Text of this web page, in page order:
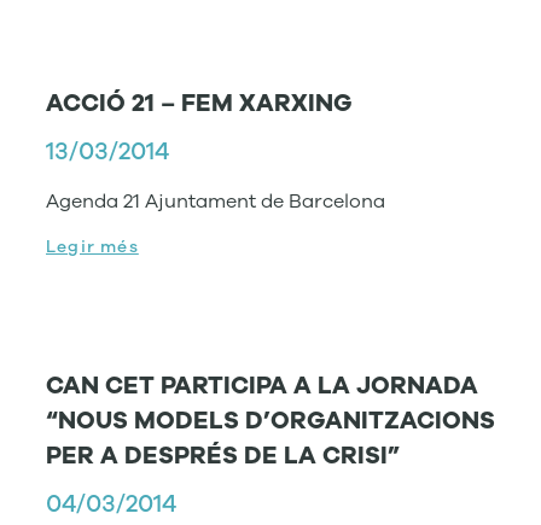
ACCIÓ 21 – FEM XARXING
13/03/2014
Agenda 21 Ajuntament de Barcelona
Legir més
CAN CET PARTICIPA A LA JORNADA
“NOUS MODELS D’ORGANITZACIONS
PER A DESPRÉS DE LA CRISI”
04/03/2014